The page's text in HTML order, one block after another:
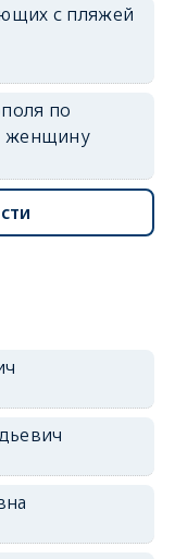
с пляжей
по
женщину